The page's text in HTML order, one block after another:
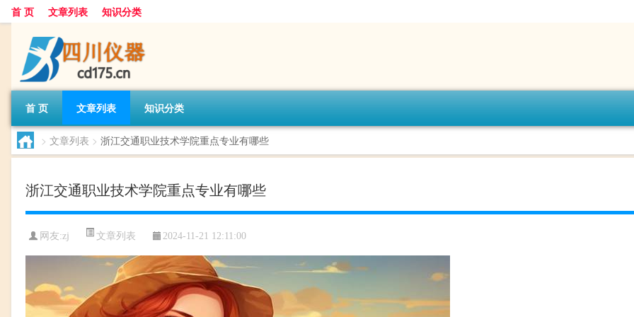
首 页 文章列表 知识分类
首 页 文章列表 知识分类
> 文章列表 > 浙江交通职业技术学院重点专业有哪些
浙江交通职业技术学院重点专业有哪些
网友:zj 文章列表 2024-11-21 12:11:00